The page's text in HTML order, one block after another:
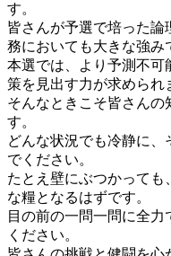
す。
皆さんが予選で培った
務においても大きな強み
本選では、より予測不可
策を見出す力が求められ
そんなときこそ皆さん
す。
どんな状況でも冷静に
でください。
たとえ壁にぶつかって
な糧となるはずです。
目の前の一問一問に全
ください。